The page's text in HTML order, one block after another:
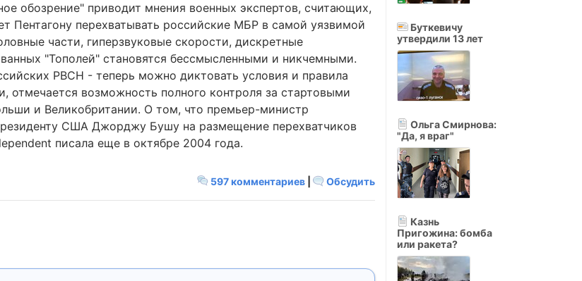
обозрение" приводит мнения военных экспертов, считающих,
Пентагону перехватывать российские МБР в самой уязвимой
части, гиперзвуковые скорости, дискретные
"Тополей" становятся бессмысленными и никчемными.
РВСН - теперь можно диктовать условия и правила
отмечается возможность полного контроля за стартовыми
и Великобритании. О том, что премьер-министр
США Джорджу Бушу на размещение перехватчиков
писала еще в октябре 2004 года.
597 комментариев Обсудить
Буткевичу
утвердили 13 лет
Ольга Смирнова:
"Да, я враг"
Казнь
Пригожина: бомба
или ракета?